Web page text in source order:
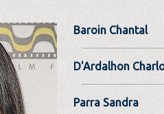
Baroin Chantal
D'Ardalhon
Parra Sandra